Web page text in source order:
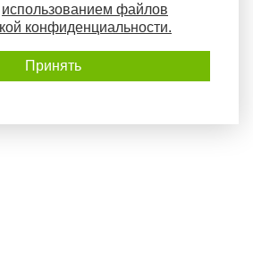
использованием файлов
конфиденциальности.
Принять